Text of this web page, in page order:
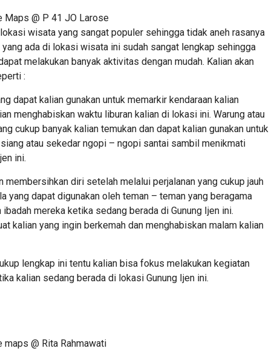
Maps @ P 41 JO Larose
wisata yang sangat populer sehingga tidak aneh rasanya
ada di lokasi wisata ini sudah sangat lengkap sehingga
melakukan banyak aktivitas dengan mudah. Kalian akan
:
dapat kalian gunakan untuk memarkir kendaraan kalian
menghabiskan waktu liburan kalian di lokasi ini. Warung atau
cukup banyak kalian temukan dan dapat kalian gunakan untuk
atau sekedar ngopi – ngopi santai sambil menikmati
ini.
membersihkan diri setelah melalui perjalanan yang cukup jauh
yang dapat digunakan oleh teman – teman yang beragama
mereka ketika sedang berada di Gunung Ijen ini.
kalian yang ingin berkemah dan menghabiskan malam kalian
lengkap ini tentu kalian bisa fokus melakukan kegiatan
kalian sedang berada di lokasi Gunung Ijen ini.
maps @ Rita Rahmawati